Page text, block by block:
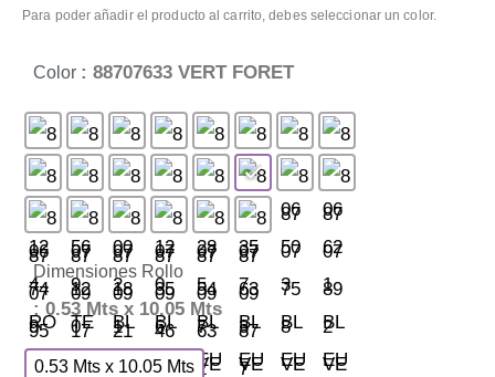
Para poder añadir el producto al carrito, debes seleccionar un color.
Color : 88707633 VERT FORET
Dimensiones Rollo
: 0.53 Mts x 10.05 Mts
0.53 Mts x 10.05 Mts